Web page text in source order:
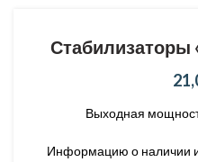
Стабилизаторы
Выходная
Информацию о наличии